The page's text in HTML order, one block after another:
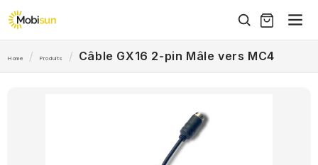
passer
au
Home / Produits / Câble GX16 2-pin Mâle vers MC4